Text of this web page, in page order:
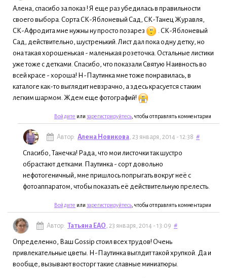
Алена, спасибо за показ ! Я еще раз убедилась в правильности
своего выбора. Сорта СК-Яблоневый Сад, СК-Танец Журавля,
СК-Афродита мне нужны ну просто позарез
. СК-Яблоневый
Сад, действительно, шустренький. Лист дал пока одну детку, но
она такая хорошенькая - маленькая розеточка. Остальные листики
уже тоже с детками. Спасибо, что показали Святую Наивность во
всей красе - хороша! Н-Паутинка мне тоже понравилась, в
каталоге как-то выглядит невзрачно, а здесь красуется с таким
легким шармом. Ждем еще фотографий!
Войдите или зарегистрируйтесь , чтобы отправлять комментарии
Автор: Алена Новикова , 23 января, 2014 - 12:38 #
Спасибо, Танечка! Рада, что мои листочки так шустро
обрастают детками. Паутинка - сорт довольно
нефотогеничный, мне пришлось попрыгать вокруг неё с
фотоаппаратом, чтобы показать её действительную прелесть.
Войдите или зарегистрируйтесь , чтобы отправлять комментарии
Автор: Татьяна ЕАО , 23 января, 2014 - 13:09 #
Определенно, Ваш Gossip стоил всех трудов! Очень
привлекательные цветы. Н-Паутинка выглдит такой хрупкой. Да и
вообще, вызывают восторг такие славные миниатюры.